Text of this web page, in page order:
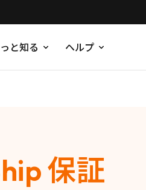
と知る ヘルプ
保証